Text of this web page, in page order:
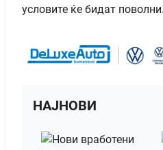
условите ќе бидат поволни.
НАЈНОВИ